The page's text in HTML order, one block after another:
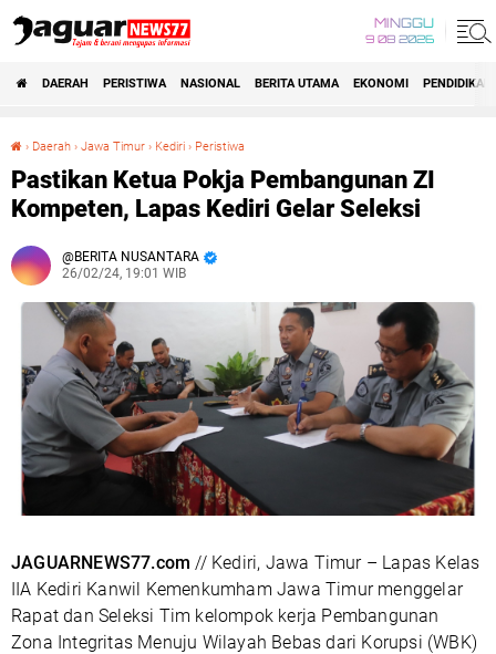
MINGGU
9 08 2026
DAERAH PERISTIWA NASIONAL BERITA UTAMA EKONOMI PENDIDIKAN
› Daerah › Jawa Timur › Kediri › Peristiwa
Pastikan Ketua Pokja Pembangunan ZI
Kompeten, Lapas Kediri Gelar Seleksi
BERITA NUSANTARA
26/02/24, 19:01 WIB
JAGUARNEWS77.com // Kediri, Jawa Timur – Lapas Kelas
IIA Kediri Kanwil Kemenkumham Jawa Timur menggelar
Rapat dan Seleksi Tim kelompok kerja Pembangunan
Zona Integritas Menuju Wilayah Bebas dari Korupsi (WBK)